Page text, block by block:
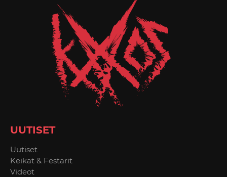
UUTISET
Uutiset
Keikat & Festarit
Videot